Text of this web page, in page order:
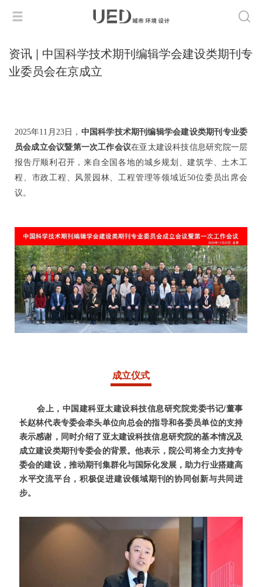
资讯 | 中国科学技术期刊编辑学会建设类期刊专
业委员会在京成立
2025年11月23日， 中国科学技术期刊编辑学会建设类期刊专业委
员会成立会议暨第一次工作会议在亚太建设科技信息研究院一层
报告厅顺利召开，来自全国各地的城乡规划、建筑学、土木工
程、市政工程、风景园林、工程管理等领域近50位委员出席会
议。
成立仪式
会上，中国建科亚太建设科技信息研究院党委书记/董事
长赵林代表专委会牵头单位向总会的指导和各委员单位的支持
表示感谢，同时介绍了亚太建设科技信息研究院的基本情况及
成立建设类期刊专委会的背景。他表示，院公司将全力支持专
委会的建设，推动期刊集群化与国际化发展，助力行业搭建高
水平交流平台，积极促进建设领域期刊的协同创新与共同进
步。